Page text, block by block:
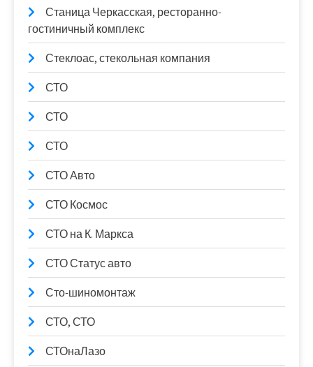
Станица Черкасская, ресторанно-
гостиничный комплекс
Стеклоас, стекольная компания
СТО
СТО
СТО
СТО Авто
СТО Космос
СТО на К. Маркса
СТО Статус авто
Сто-шиномонтаж
СТО, СТО
СТОнаЛазо